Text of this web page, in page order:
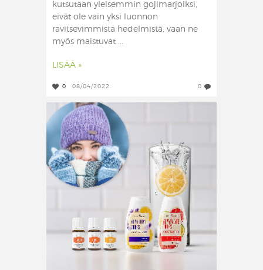
kutsutaan yleisemmin gojimarjoiksi,
eivät ole vain yksi luonnon
ravitsevimmista hedelmistä, vaan ne
myös maistuvat ...
LISÄÄ »
0 08/04/2022 0